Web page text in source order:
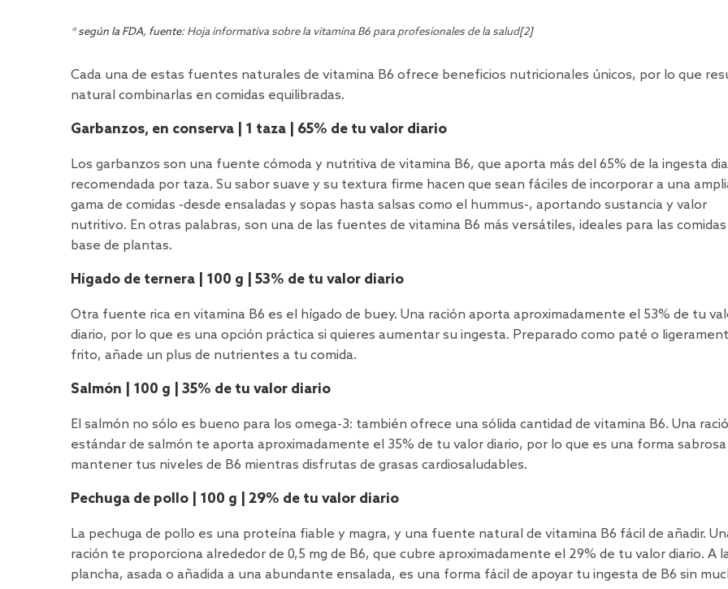
* según la FDA, fuente: Hoja informativa sobre la vitamina B6 para profesionales de la salud[2]
Cada una de estas fuentes naturales de vitamina B6 ofrece beneficios nutricionales únicos, por lo que
natural combinarlas en comidas equilibradas.
Garbanzos, en conserva | 1 taza | 65% de tu valor diario
Los garbanzos son una fuente cómoda y nutritiva de vitamina B6, que aporta más del 65% de la ingesta
recomendada por taza. Su sabor suave y su textura firme hacen que sean fáciles de incorporar a una
gama de comidas -desde ensaladas y sopas hasta salsas como el hummus-, aportando sustancia y valor
nutritivo. En otras palabras, son una de las fuentes de vitamina B6 más versátiles, ideales para las
base de plantas.
Hígado de ternera | 100 g | 53% de tu valor diario
Otra fuente rica en vitamina B6 es el hígado de buey. Una ración aporta aproximadamente el 53% de tu
diario, por lo que es una opción práctica si quieres aumentar su ingesta. Preparado como paté o
frito, añade un plus de nutrientes a tu comida.
Salmón | 100 g | 35% de tu valor diario
El salmón no sólo es bueno para los omega-3: también ofrece una sólida cantidad de vitamina B6. Una
estándar de salmón te aporta aproximadamente el 35% de tu valor diario, por lo que es una forma sabrosa
mantener tus niveles de B6 mientras disfrutas de grasas cardiosaludables.
Pechuga de pollo | 100 g | 29% de tu valor diario
La pechuga de pollo es una proteína fiable y magra, y una fuente natural de vitamina B6 fácil de añadir.
ración te proporciona alrededor de 0,5 mg de B6, que cubre aproximadamente el 29% de tu valor diario. A
plancha, asada o añadida a una abundante ensalada, es una forma fácil de apoyar tu ingesta de B6 sin